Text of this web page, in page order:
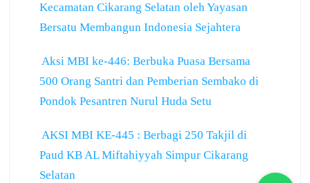
Kecamatan Cikarang Selatan oleh Yayasan
Bersatu Membangun Indonesia Sejahtera
Aksi MBI ke-446: Berbuka Puasa Bersama
500 Orang Santri dan Pemberian Sembako di
Pondok Pesantren Nurul Huda Setu
AKSI MBI KE-445 : Berbagi 250 Takjil di
Paud KB AL Miftahiyyah Simpur Cikarang
Selatan